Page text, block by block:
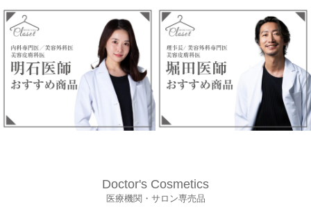
日本在住の方向け海外発送専用サイト
THE BEE Sunsorit SIMPLISSE
紫外線対策 ヘアケア
Doctor's Cosmetics
医療機関・サロン専売品